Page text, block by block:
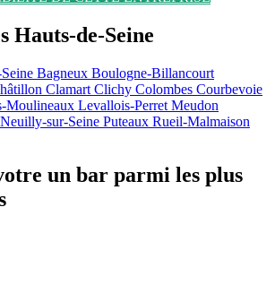
Hauts-de-Seine
Bagneux Boulogne-Billancourt
Clamart Clichy Colombes Courbevoie
Moulineaux Levallois-Perret Meudon
Neuilly-sur-Seine Puteaux Rueil-Malmaison
un bar parmi les plus